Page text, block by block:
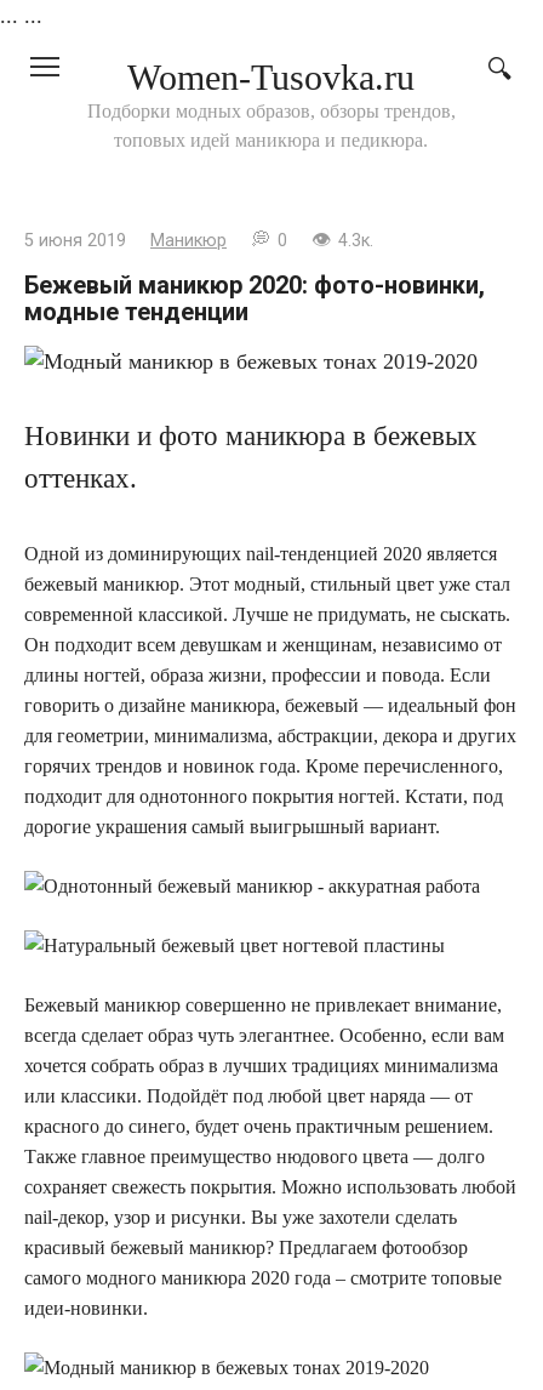
... ...
Women-Tusovka.ru
Подборки модных образов, обзоры трендов,
топовых идей маникюра и педикюра.
5 июня 2019 Маникюр 0 4.3к.
Бежевый маникюр 2020: фото-новинки,
модные тенденции
Новинки и фото маникюра в бежевых
оттенках.
Одной из доминирующих nail-тенденцией 2020 является
бежевый маникюр. Этот модный, стильный цвет уже стал
современной классикой. Лучше не придумать, не сыскать.
Он подходит всем девушкам и женщинам, независимо от
длины ногтей, образа жизни, профессии и повода. Если
говорить о дизайне маникюра, бежевый — идеальный фон
для геометрии, минимализма, абстракции, декора и других
горячих трендов и новинок года. Кроме перечисленного,
подходит для однотонного покрытия ногтей. Кстати, под
дорогие украшения самый выигрышный вариант.
Бежевый маникюр совершенно не привлекает внимание,
всегда сделает образ чуть элегантнее. Особенно, если вам
хочется собрать образ в лучших традициях минимализма
или классики. Подойдёт под любой цвет наряда — от
красного до синего, будет очень практичным решением.
Также главное преимущество нюдового цвета — долго
сохраняет свежесть покрытия. Можно использовать любой
nail-декор, узор и рисунки. Вы уже захотели сделать
красивый бежевый маникюр? Предлагаем фотообзор
самого модного маникюра 2020 года – смотрите топовые
идеи-новинки.